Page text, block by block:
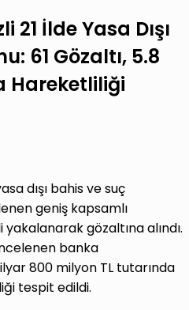
21 İlde Yasa Dışı
61 Gözaltı, 5.8
Hareketliliği
dışı bahis ve suç
geniş kapsamlı
gözaltına alındı.
banka
800 milyon TL tutarında
tespit edildi.